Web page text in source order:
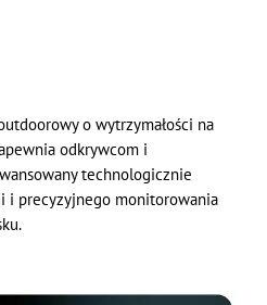
o wytrzymałości na
odkrywcom i
technologicznie
i precyzyjnego monitorowania